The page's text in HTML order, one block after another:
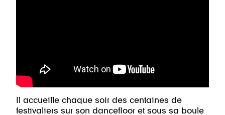
Il accueille chaque soir des centaines de
festivaliers sur son dancefloor et sous sa boule